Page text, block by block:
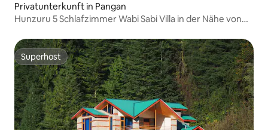
Privatunterkunft in Pangan
Hunzuru 5 Schlafzimmer Wabi Sabi Villa in der Nähe von
Superhost
Superhost